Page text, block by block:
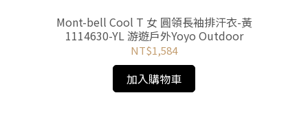
Mont-bell Cool T 女 圓領長袖排汗衣-黃
1114630-YL 游遊戶外Yoyo Outdoor
NT$1,584
加入購物車